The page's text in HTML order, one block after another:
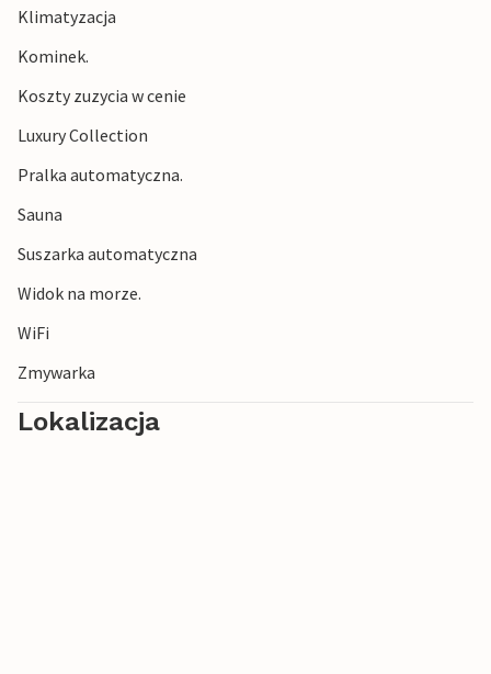
wycieczki. Odkryj urok Volosko, nurkuj w krystalicznie
czystych wodach idyllicznych zatok lub wędruj
śródziemnomorskiej przyrody. Spaceruj urokliwymi
uliczkami starego miasta Kastav, skosztuj regionalnych
życiem atmosferze Rijeki.
Klimatyzacja
Kominek.
Koszty zuzycia w cenie
Luxury Collection
Pralka automatyczna.
Sauna
Suszarka automatyczna
Widok na morze.
WiFi
Zmywarka
Lokalizacja